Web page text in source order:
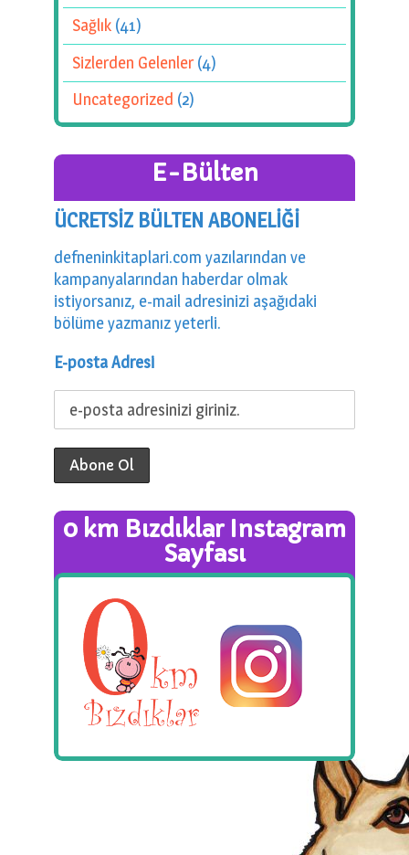
Sağlık (41)
Sizlerden Gelenler(4)
Uncategorized (2)
E-Bülten
ÜCRETSİZ BÜLTEN ABONELİĞİ
defneninkitaplari.com yazılarından ve
kampanyalarından haberdar olmak
istiyorsanız, e-mail adresinizi aşağıdaki
bölüme yazmanız yeterli.
E-posta Adresi
0 km Bızdıklar Instagram
Sayfası